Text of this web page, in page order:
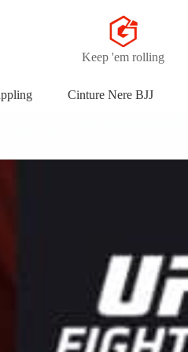
Keep 'em rolling
Cinture Nere BJJ